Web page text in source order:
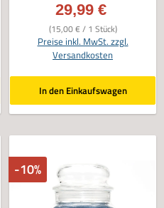
Verkaufspreis:
29,99 €
(15,00 € / 1 Stück)
Preise inkl. MwSt. zzgl.
Versandkosten
In den Einkaufswagen
-10%